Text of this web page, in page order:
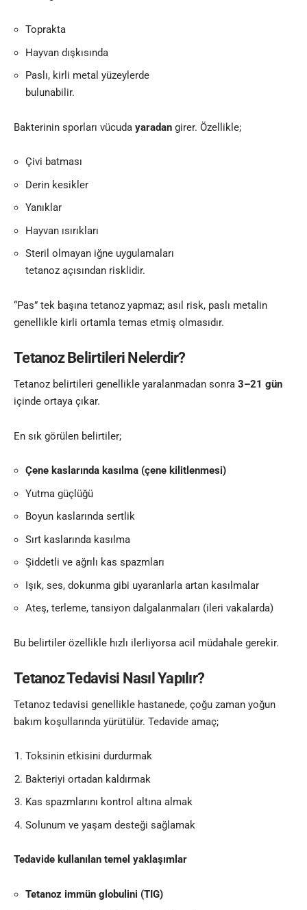
Toprakta
Hayvan dışkısında
Paslı, kirli metal yüzeylerde
bulunabilir.
Bakterinin sporları vücuda yaradan girer. Özellikle;
Çivi batması
Derin kesikler
Yanıklar
Hayvan ısırıkları
Steril olmayan iğne uygulamaları
tetanoz açısından risklidir.
“Pas” tek başına tetanoz yapmaz; asıl risk, paslı metalin
genellikle kirli ortamla temas etmiş olmasıdır.
Tetanoz Belirtileri Nelerdir?
Tetanoz belirtileri genellikle yaralanmadan sonra 3–21 gün
içinde ortaya çıkar.
En sık görülen belirtiler;
Çene kaslarında kasılma (çene kilitlenmesi)
Yutma güçlüğü
Boyun kaslarında sertlik
Sırt kaslarında kasılma
Şiddetli ve ağrılı kas spazmları
Işık, ses, dokunma gibi uyaranlarla artan kasılmalar
Ateş, terleme, tansiyon dalgalanmaları (ileri vakalarda)
Bu belirtiler özellikle hızlı ilerliyorsa acil müdahale gerekir.
Tetanoz Tedavisi Nasıl Yapılır?
Tetanoz tedavisi genellikle hastanede, çoğu zaman yoğun
bakım koşullarında yürütülür. Tedavide amaç;
Toksinin etkisini durdurmak
Bakteriyi ortadan kaldırmak
Kas spazmlarını kontrol altına almak
Solunum ve yaşam desteği sağlamak
Tedavide kullanılan temel yaklaşımlar
Tetanoz immün globulini (TIG)